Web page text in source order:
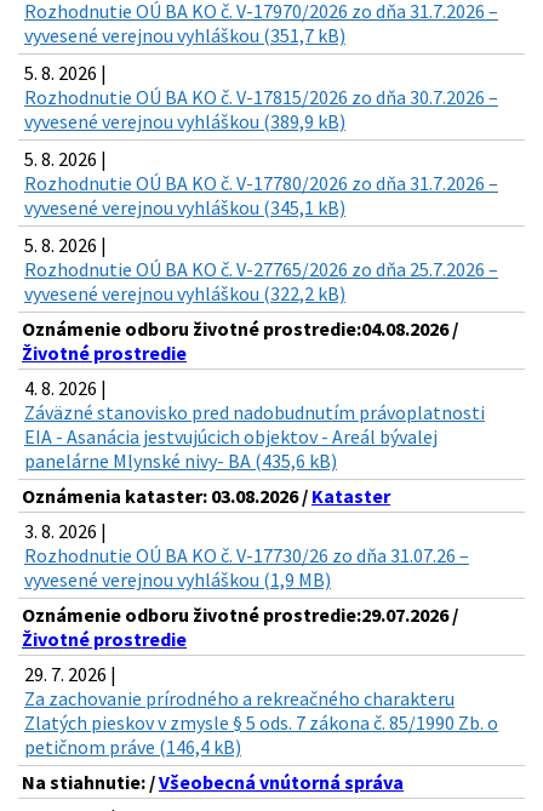
Rozhodnutie OÚ BA KO č. V-17970/2026 zo dňa 31.7.2026 –
vyvesené verejnou vyhláškou (351,7 kB)
5. 8. 2026 |
Rozhodnutie OÚ BA KO č. V-17815/2026 zo dňa 30.7.2026 –
vyvesené verejnou vyhláškou (389,9 kB)
5. 8. 2026 |
Rozhodnutie OÚ BA KO č. V-17780/2026 zo dňa 31.7.2026 –
vyvesené verejnou vyhláškou (345,1 kB)
5. 8. 2026 |
Rozhodnutie OÚ BA KO č. V-27765/2026 zo dňa 25.7.2026 –
vyvesené verejnou vyhláškou (322,2 kB)
Oznámenie odboru životné prostredie:04.08.2026 /
Životné prostredie
4. 8. 2026 |
Záväzné stanovisko pred nadobudnutím právoplatnosti
EIA - Asanácia jestvujúcich objektov - Areál bývalej
panelárne Mlynské nivy- BA (435,6 kB)
Oznámenia kataster: 03.08.2026 / Kataster
3. 8. 2026 |
Rozhodnutie OÚ BA KO č. V-17730/26 zo dňa 31.07.26 –
vyvesené verejnou vyhláškou (1,9 MB)
Oznámenie odboru životné prostredie:29.07.2026 /
Životné prostredie
29. 7. 2026 |
Za zachovanie prírodného a rekreačného charakteru
Zlatých pieskov v zmysle § 5 ods. 7 zákona č. 85/1990 Zb. o
petičnom práve (146,4 kB)
Na stiahnutie: /Všeobecná vnútorná správa